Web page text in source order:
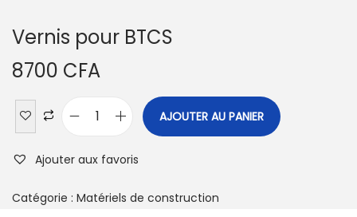
Vernis pour BTCS
8700 CFA
AJOUTER AU PANIER
Ajouter aux favoris
Catégorie : Matériels de construction